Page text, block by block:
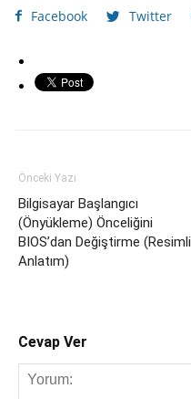
Facebook
Twitter
Önceki Yazı
Bilgisayar Başlangıcı
(Önyükleme) Önceliğini
BIOS’dan Değiştirme (Resimli
Anlatım)
Cevap Ver